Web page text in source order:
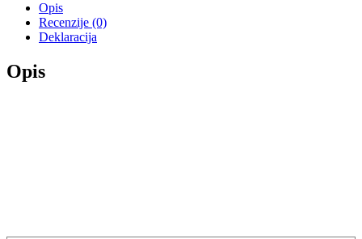
Opis
Recenzije (0)
Deklaracija
Opis